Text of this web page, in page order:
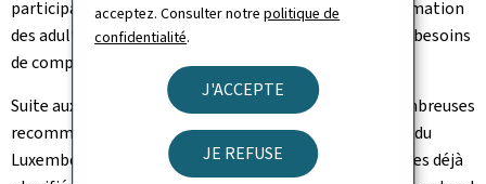
acceptez. Consulter notrepolitique de
confidentialité.
J'ACCEPTE
JE REFUSE
participation des personnes les plus démunies à la formation
des adultes ou l'insuffisance de données fiables sur les besoins
de compétences.
Suite aux différents constats, l'OCDE a formulé de nombreuses
recommandations adaptées à la situation particulière du
Luxembourg, certaines rejoignant d'ailleurs des mesures déjà